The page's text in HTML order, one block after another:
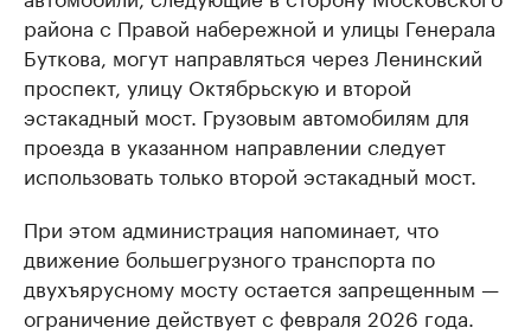
района с Правой набережной и улицы Генерала
Буткова, могут направляться через Ленинский
проспект, улицу Октябрьскую и второй
эстакадный мост. Грузовым автомобилям для
проезда в указанном направлении следует
использовать только второй эстакадный мост.
При этом администрация напоминает, что
движение большегрузного транспорта по
двухъярусному мосту остается запрещенным —
ограничение действует с февраля 2026 года.